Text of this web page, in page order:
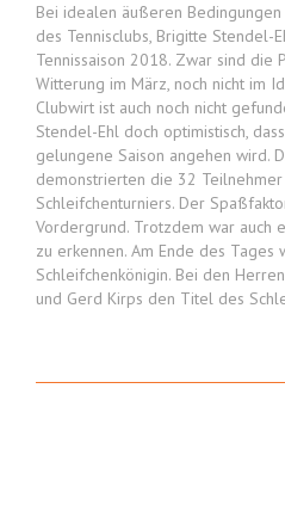
Bei idealen äußeren
des Tennisclubs, Brigitte Stendel-
Tennissaison 2018. Zwar sind die
Witterung im März, noch nicht im
Clubwirt ist auch noch nicht
Stendel-Ehl doch optimistisch,
gelungene Saison angehen wird.
demonstrierten die 32
Schleifchenturniers. Der
Vordergrund. Trotzdem war auch
zu erkennen. Am Ende des Tages
Schleifchenkönigin. Bei den
und Gerd Kirps den Titel des